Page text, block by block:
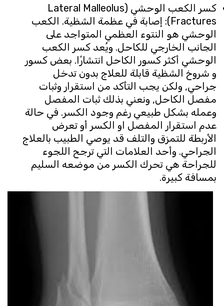
كسر الكعب الوحشي (Lateral Malleolus
Fractures): إصابة في عظمة الشظية. الكعب
الوحشي هو النتوء العظمي المتواجد على
الجانب الخارجي للكاحل. ويُعد كسر الكعب
الوحشي أكثر كسور الكاحل انتشارًا. بعض كسور
و شروخ الشظية قابلة للعلاج بدون تدخل
جراحي, ولكن يجب التأكد من استقرار وثبات
مفصل الكاحل, ونعني بذلك ثبات المفصل
وعمله بشكل طبيعي رغم وجود الكسر. في حالة
عدم استقرار المفصل او الكسر أو تعرض
الأربطة للتمزق والتلف قد يوصي الطبيب بالعلاج
الجراحي. وأحد العلامات التي ترجح اللجوء
للجراحة هي تحرك الكسر من موضعه السليم
بمسافة كبيرة.